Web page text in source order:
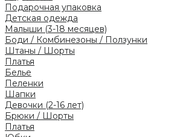
Подарочная упаковка
Детская одежда
Малыши (3-18 месяцев)
Боди / Комбинезоны / Ползунки
Штаны / Шорты
Платья
Белье
Пеленки
Шапки
Девочки (2-16 лет)
Брюки / Шорты
Платья